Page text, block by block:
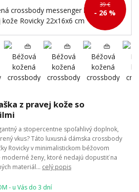
39 €
- 26 %
z pravej kože so
a stopercentne spoľahlivý doplnok,
vkus? Táto luxusná dámska crossbody
Rovicky v minimalistickom béžovom
ženy, ktoré nedajú dopustiť na
materiál... celý popis
- u Vás do 3 dní